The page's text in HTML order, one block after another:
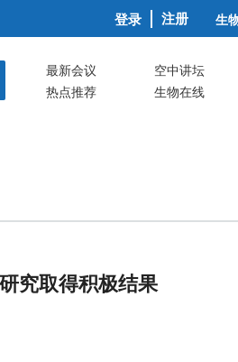
登录 注册 生
最新会议
空中讲坛
热点推荐
生物在线
究取得积极结果